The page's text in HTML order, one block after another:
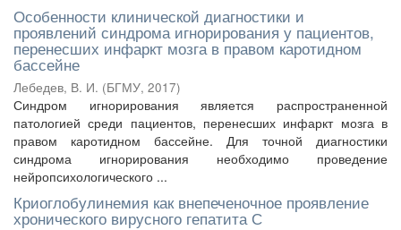
Особенности клинической диагностики и
проявлений синдрома игнорирования у пациентов,
перенесших инфаркт мозга в правом каротидном
бассейне
Лебедев, В. И. (БГМУ, 2017)
Синдром игнорирования является распространенной
патологией среди пациентов, перенесших инфаркт мозга в
правом каротидном бассейне. Для точной диагностики
синдрома игнорирования необходимо проведение
нейропсихологического ...
Криоглобулинемия как внепеченочное проявление
хронического вирусного гепатита С